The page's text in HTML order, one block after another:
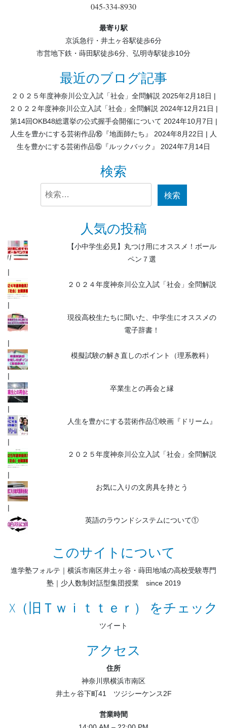
045-334-8930
最寄り駅
京浜急行・井土ヶ谷駅徒歩6分
市営地下鉄・蒔田駅徒歩6分、弘明寺駅徒歩10分
最近のブログ記事
２０２５年度神奈川公立入試「社会」全問解説 2025年2月18日
２０２２年度神奈川公立入試「社会」全問解説 2024年12月21日
第14回OKB48総選挙の公式握手会開催について 2024年10月7日
人生を豊かにする芸術作品⑯『地面師たち』
2024年8月22日
人
生を豊かにする芸術作品⑮『ルックバック』
2024年7月14日
検索
人気の投稿
【小中学生必見】丸つけ用にオススメ！ボール
ペン７選
２０２４年度神奈川公立入試「社会」全問解説
現役高校生たちに聞いた、中学生にオススメの
電子辞書！
模擬試験の解き直しのポイント（理系教科）
卒業生との再会と縁
人生を豊かにする芸術作品①映画『ドリーム』
２０２５年度神奈川公立入試「社会」全問解説
お気に入りの文房具を持とう
英語のラウンドシステムについて①
このサイトについて
進学塾フォルテ｜横浜市南区井土ヶ谷・蒔田地域の高校受験専門
塾｜少人数制対話型集団授業 since 2019
X（旧Ｔｗｉｔｔｅｒ） をチェック
ツイート
アクセス
住所
神奈川県横浜市南区
井土ヶ谷下町41 ツジシーケンス2F
営業時間